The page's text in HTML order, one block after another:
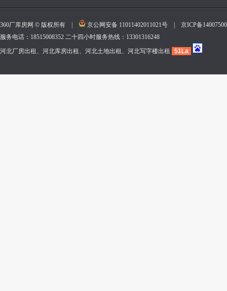
360厂库房网 © 版权所有 | 京公网安备 11011402011021号
京ICP备
服务电话：18515008352 二十四小时服务热线：13301316248
河北厂房出租、河北库房出租、河北土地出租、河北写字楼出租
51La